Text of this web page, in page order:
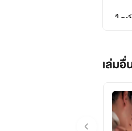
ไร
แต่
เล่มอื่